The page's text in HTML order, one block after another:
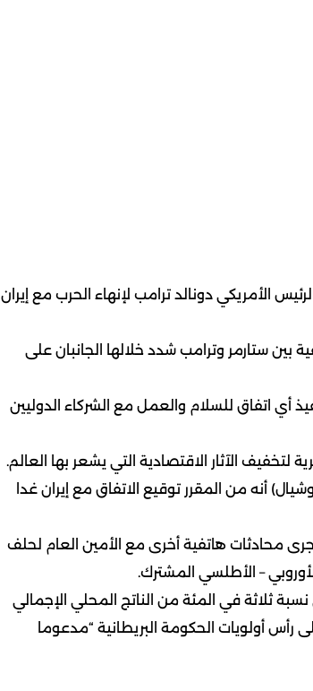
الأمريكي دونالد ترامب لإنهاء الحرب مع إيران
بين ستارمر وترامب شدد خلالها الجانبان على
أي اتفاق للسلام والعمل مع الشركاء الدوليين
الآثار الاقتصادية التي يشعر بها العالم.
أنه من المقرر توقيع الاتفاق مع إيران غدا
محادثات هاتفية أخرى مع الأمين العام لحلف
– الأطلسي المشترك.
نسبة ثلاثة في المئة من الناتج المحلي الإجمالي
أولويات الحكومة البريطانية “مدعوما